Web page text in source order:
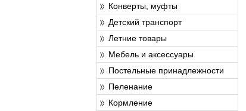
Конверты, муфты
Детский транспорт
Летние товары
Мебель и аксессуары
Постельные принадлежности
Пеленание
Кормление